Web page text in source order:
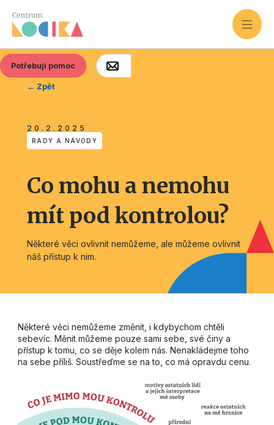
Potřebuji pomoc
← Zpět
20.2.2025
RADY A NÁVODY
Co mohu a nemohu
mít pod kontrolou?
Některé věci ovlivnit nemůžeme, ale můžeme ovlivnit
náš přístup k nim.
Některé věci nemůžeme změnit, i kdybychom chtěli
sebevíc. Měnit můžeme pouze sami sebe, své činy a
přístup k tomu, co se děje kolem nás. Nenakládejme toho
na sebe příliš. Soustřeďme se na to, co má opravdu cenu.